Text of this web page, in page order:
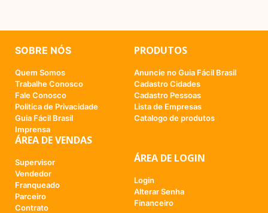
SOBRE NÓS
Quem Somos
Trabalhe Conosco
Fale Conosco
Politica de Privacidade
Guia Fácil Brasil
Imprensa
PRODUTOS
Anuncie no Guia Fácil Brasil
Cadastro Cidades
Cadastro Pessoas
Lista de Empresas
Catalogo de produtos
ÁREA DE VENDAS
Supervisor
Vendedor
Franqueado
Parceiro
Contrato
ÁREA DE LOGIN
Login
Alterar Senha
Financeiro